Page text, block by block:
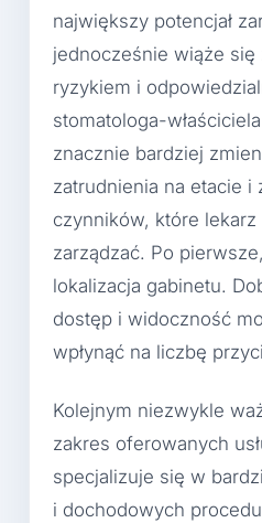
największy potencjał
jednocześnie wiąże się
ryzykiem i
stomatologa-
znacznie bardziej
zatrudnienia na etacie i
czynników, które
zarządzać. Po
lokalizacja gabinetu.
dostęp i widoczność
wpłynąć na liczbę
Kolejnym niezwykle
zakres oferowanych
specjalizuje się w
i dochodowych